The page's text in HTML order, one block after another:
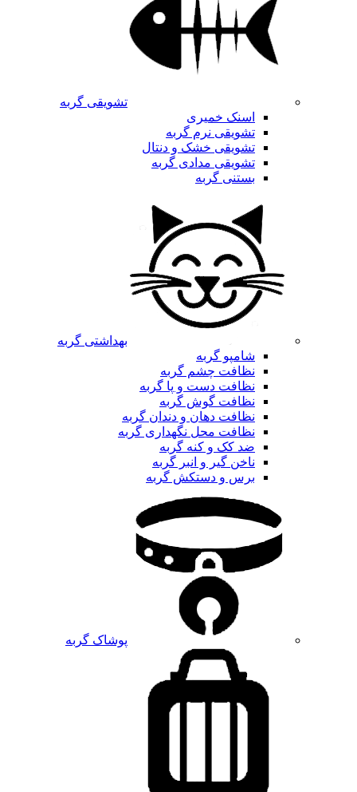
تشویقی گربه
اسنک خمیری
تشویقی نرم گربه
تشویقی خشک و دنتال
تشویقی مدادی گربه
بستنی گربه
بهداشتی گربه
شامپو گربه
نظافت چشم گربه
نظافت دست و پا گربه
نظافت گوش گربه
نظافت دهان و دندان گربه
نظافت محل نگهداری گربه
ضد کک و کنه گربه
ناخن گیر و انبر گربه
برس و دستکش گربه
پوشاک گربه